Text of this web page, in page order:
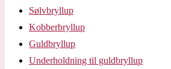
Sølvbryllup
Kobberbryllup
Guldbryllup
Underholdning til guldbryllup